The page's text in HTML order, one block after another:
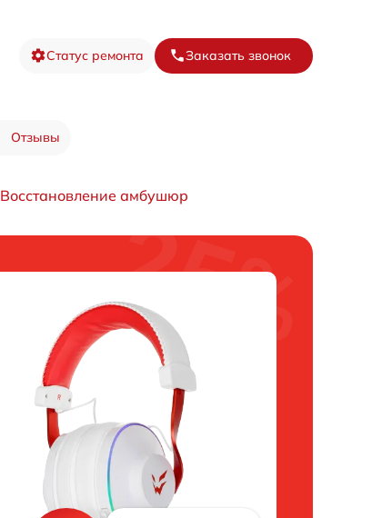
Статус ремонта Заказать звонок
Отзывы
Восстановление амбушюр